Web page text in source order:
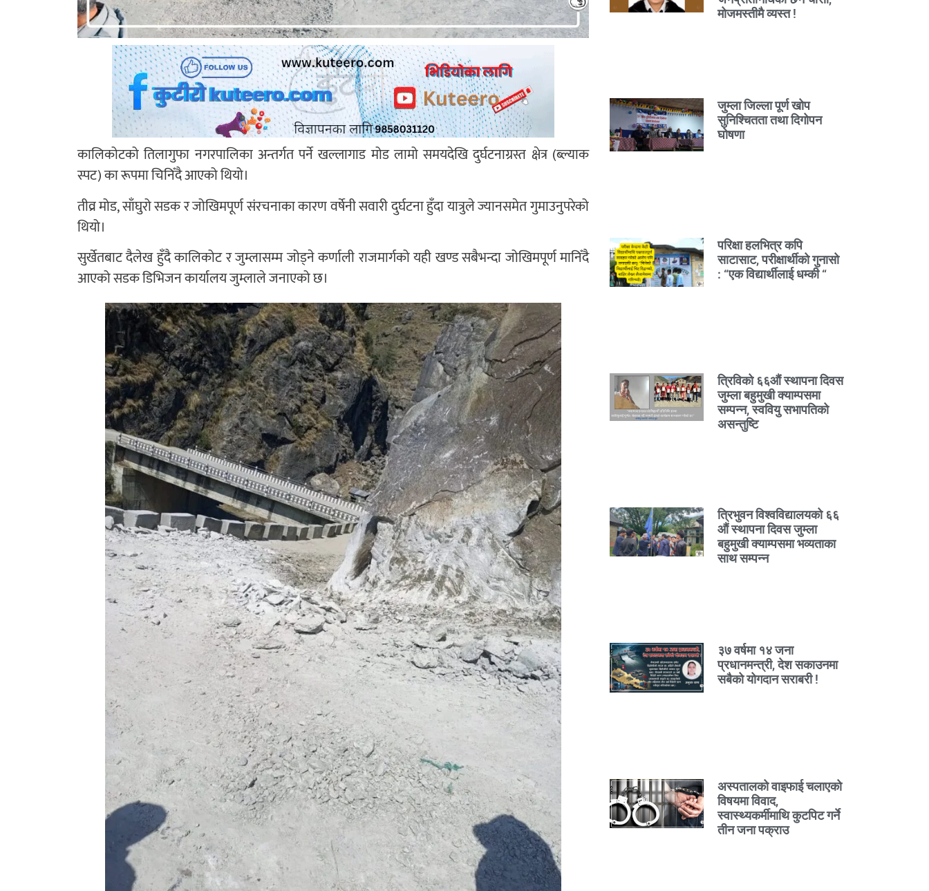
कालिकोटको तिलागुफा नगरपालिका अन्तर्गत पर्ने खल्लागाड मोड लामो समयदेखि दुर्घटनाग्रस्त क्षेत्र (ब्ल्याक
स्पट) का रूपमा चिनिँदै आएको थियो।
तीव्र मोड, साँघुरो सडक र जोखिमपूर्ण संरचनाका कारण वर्षेनी सवारी दुर्घटना हुँदा यात्रुले ज्यानसमेत गुमाउनुपरेको
थियो।
सुर्खेतबाट दैलेख हुँदै कालिकोट र जुम्लासम्म जोड्ने कर्णाली राजमार्गको यही खण्ड सबैभन्दा जोखिमपूर्ण मानिँदै
आएको सडक डिभिजन कार्यालय जुम्लाले जनाएको छ।
मोजमस्तीमै व्यस्त !
जुम्ला जिल्ला पूर्ण खोप
सुनिश्चितता तथा दिगोपन
घोषणा
परिक्षा हलभित्र कपि
साटासाट, परीक्षार्थीको गुनासो
: “एक विद्यार्थीलाई धम्की “
त्रिविको ६६औं स्थापना दिवस
जुम्ला बहुमुखी क्याम्पसमा
सम्पन्न, स्ववियु सभापतिको
असन्तुष्टि
त्रिभुवन विश्वविद्यालयको ६६
औं स्थापना दिवस जुम्ला
बहुमुखी क्याम्पसमा भव्यताका
साथ सम्पन्न
३७ वर्षमा १४ जना
प्रधानमन्त्री, देश सकाउनमा
सबैको योगदान सराबरी !
अस्पतालको वाइफाई चलाएको
विषयमा विवाद,
स्वास्थ्यकर्मीमाथि कुटपिट गर्ने
तीन जना पक्राउ